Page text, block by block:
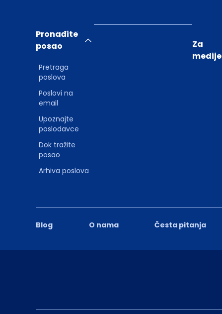
Blog O nama Česta pitanja
Pronađite
posao
Pretraga
poslova
Poslovi na
email
Upoznajte
poslodavce
Dok tražite
posao
Arhiva poslova
Za
medije